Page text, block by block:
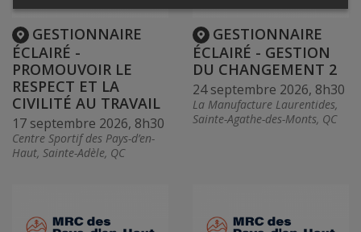
GESTIONNAIRE
ÉCLAIRÉ -
PROMOUVOIR LE
RESPECT ET LA
CIVILITÉ AU TRAVAIL
17 septembre 2026, 8h30
Centre Sportif des Pays-d’en-
Haut, Sainte-Adèle, QC
GESTIONNAIRE
ÉCLAIRÉ - GESTION
DU CHANGEMENT 2
24 septembre 2026, 8h30
La Manufacture Laurentides,
Sainte-Agathe-des-Monts, QC